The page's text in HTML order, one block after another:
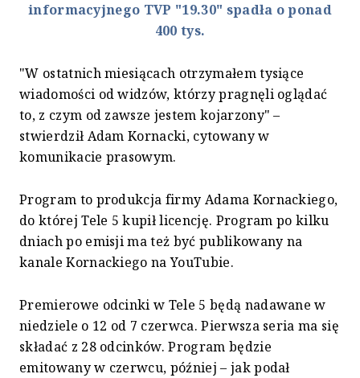
informacyjnego TVP "19.30" spadła o ponad
400 tys.
"W ostatnich miesiącach otrzymałem tysiące
wiadomości od widzów, którzy pragnęli oglądać
to, z czym od zawsze jestem kojarzony" –
stwierdził Adam Kornacki, cytowany w
komunikacie prasowym.
Program to produkcja firmy Adama Kornackiego,
do której Tele 5 kupił licencję. Program po kilku
dniach po emisji ma też być publikowany na
kanale Kornackiego na YouTubie.
Premierowe odcinki w Tele 5 będą nadawane w
niedziele o 12 od 7 czerwca. Pierwsza seria ma się
składać z 28 odcinków. Program będzie
emitowany w czerwcu, później – jak podał